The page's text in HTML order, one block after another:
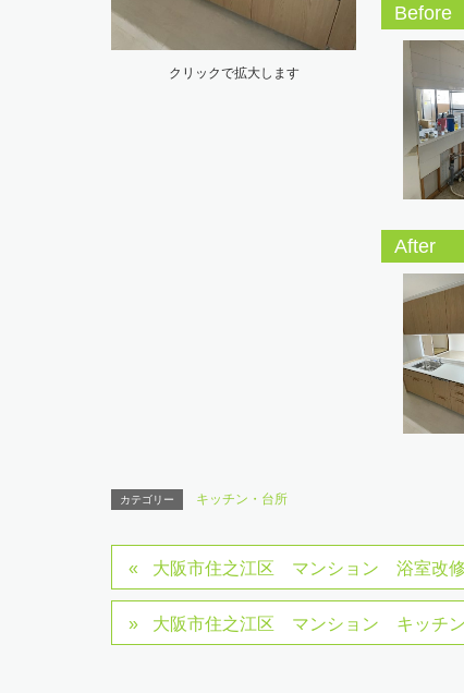
クリックで拡大します
Before
After
カテゴリー キッチン・台所
大阪市住之江区 マンション 浴室改
大阪市住之江区 マンション キッチ